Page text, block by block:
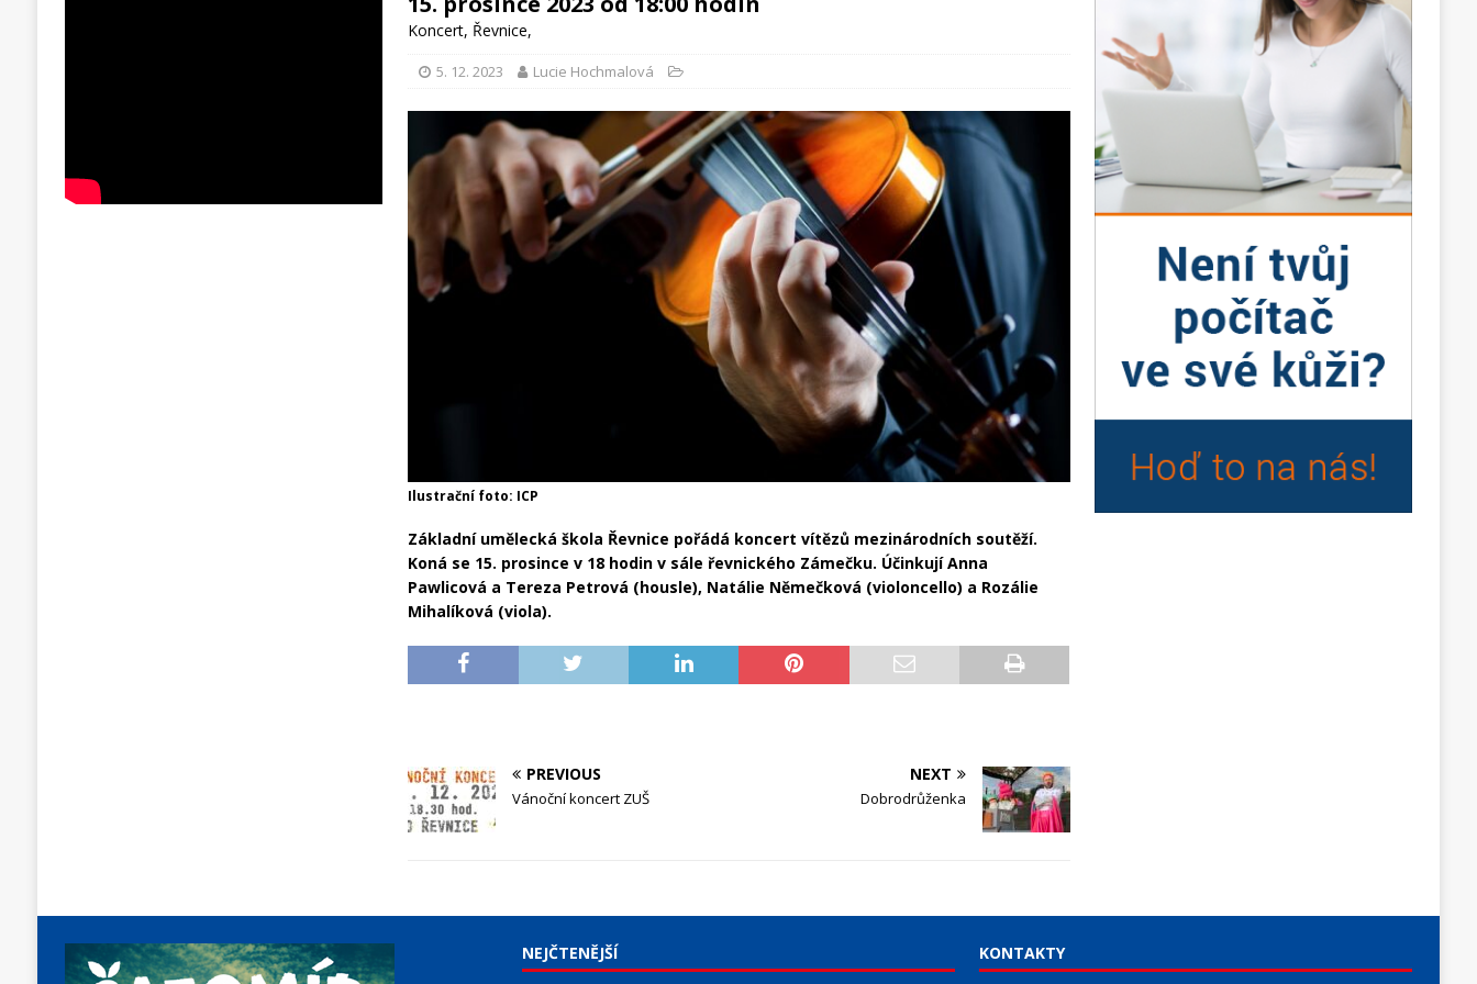
Koncert, Řevnice,
5. 12. 2023 Lucie Hochmalová
Ilustrační foto: ICP
Základní umělecká škola Řevnice pořádá koncert vítězů mezinárodních soutěží.
Koná se 15. prosince v 18 hodin v sále řevnického Zámečku. Účinkují Anna
Pawlicová a Tereza Petrová (housle), Natálie Němečková (violoncello) a Rozálie
Mihalíková (viola).
PREVIOUS
Vánoční koncert ZUŠ
NEXT
Dobrodrůženka
NEJČTENĚJŠÍ KONTAKTY